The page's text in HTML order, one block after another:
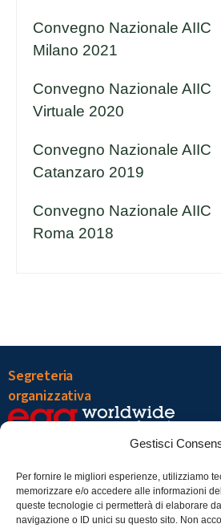
Gestisci
Per fornire le migliori esperienze, utilizziamo
memorizzare e/o accedere alle informazioni
queste tecnologie ci permetterà di elaborare
navigazione o ID unici su questo sito. Non
Convegno Nazionale AIIC
Milano 2021
Convegno Nazionale AIIC
Virtuale 2020
Convegno Nazionale AIIC
Catanzaro 2019
Convegno Nazionale AIIC
Roma 2018
Segreteria
organizzativa
Tel.: 06328121
infoaiic2026@ega.it